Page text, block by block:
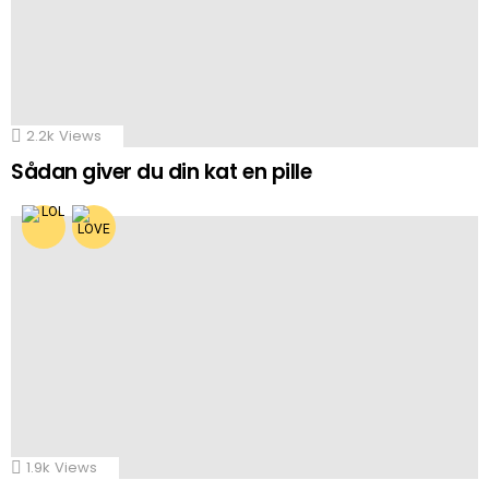
2.2k Views
Sådan giver du din kat en pille
1.9k Views